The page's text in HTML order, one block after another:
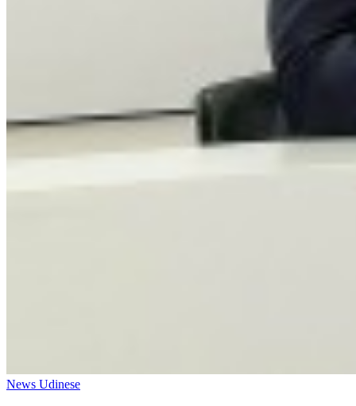
News Udinese